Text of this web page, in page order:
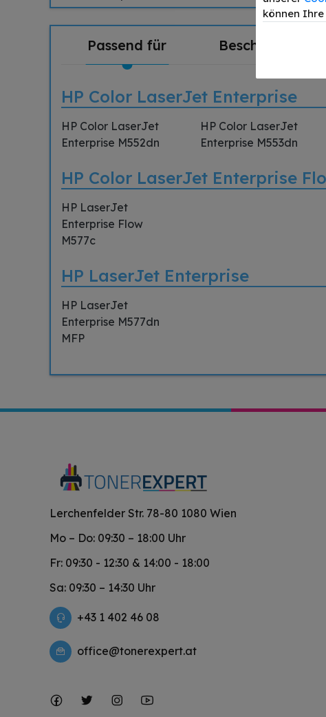
Passend für Beschreibung
HP Color LaserJet Enterprise
HP Color LaserJet
Enterprise M552dn
HP Color LaserJet
Enterprise M553dn
HP Color LaserJet Enterprise
HP LaserJet
Enterprise Flow
M577c
HP LaserJet Enterprise
HP LaserJet
Enterprise M577dn
MFP
Lerchenfelder Str. 78-80 1080 Wien
Mo – Do: 09:30 – 18:00 Uhr
Fr: 09:30 - 12:30 & 14:00 - 18:00
Sa: 09:30 – 14:30 Uhr
+43 1 402 46 08
office@tonerexpert.at
können